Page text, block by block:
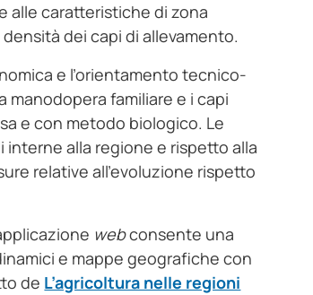
alle caratteristiche di zona
dei capi di allevamento.
e l’orientamento tecnico-
familiare e i capi
e con metodo biologico. Le
alla regione e rispetto alla
relative all’evoluzione rispetto
webconsente una
e mappe geografiche con
de L’agricoltura nelle regioni